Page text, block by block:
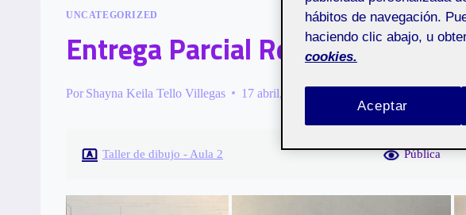
UNCATEGORIZED
Entrega Parcial Reto 3_Dibujar
Por Shayna Keila Tello Villegas 17 abril, 2025
Taller de dibujo - Aula 2 Pública
hábitos de navegación.
haciendo clic abajo, u
cookies.
Aceptar